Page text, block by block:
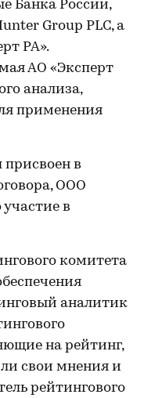
Банка России,
Group PLC, а
РА».
АО «Эксперт
анализа,
применения
в
ООО
в
комитета
аналитик
на рейтинг,
свои мнения и
рейтингового